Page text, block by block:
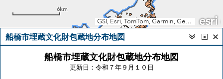
GSI, Esri, TomTom, Garmin, GeoTechnologies, Inc, METI/NASA, USGS
6km
船橋市埋蔵文化財包蔵地分布地図
船橋市埋蔵文化財包蔵地分布地図
更新日：令和７年９月１０日